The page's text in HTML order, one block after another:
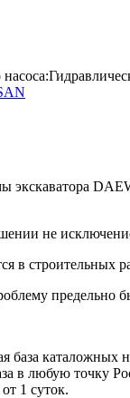
экскаватора
не
в строительных
предельно
база каталожных
в любую точку
1 суток.